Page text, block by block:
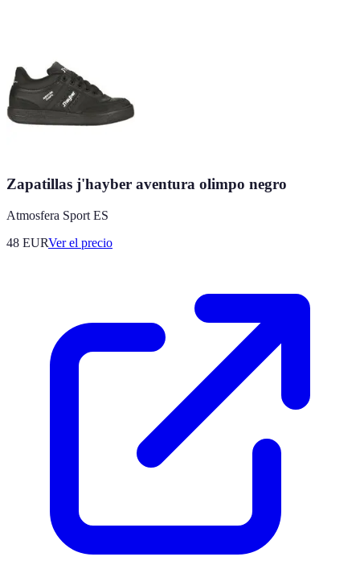
Zapatillas j'hayber aventura olimpo negro
Atmosfera Sport ES
48 EURVer el precio